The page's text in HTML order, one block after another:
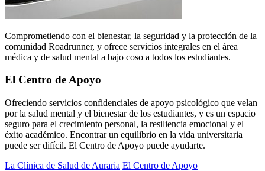
Comprometiendo con el bienestar, la seguridad y la protección de la
comunidad Roadrunner, y ofrece servicios integrales en el área
médica y de salud mental a bajo coso a todos los estudiantes.
El Centro de Apoyo
Ofreciendo servicios confidenciales de apoyo psicológico que velan
por la salud mental y el bienestar de los estudiantes, y es un espacio
seguro para el crecimiento personal, la resiliencia emocional y el
éxito académico. Encontrar un equilibrio en la vida universitaria
puede ser difícil. El Centro de Apoyo puede ayudarte.
La Clínica de Salud de Auraria El Centro de Apoyo